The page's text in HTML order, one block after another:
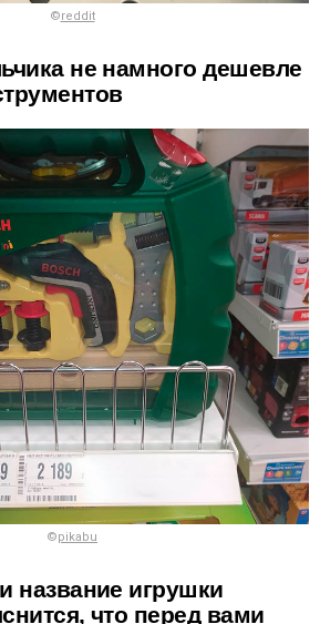
©reddit
не намного дешевле
©pikabu
название игрушки
что перед вами